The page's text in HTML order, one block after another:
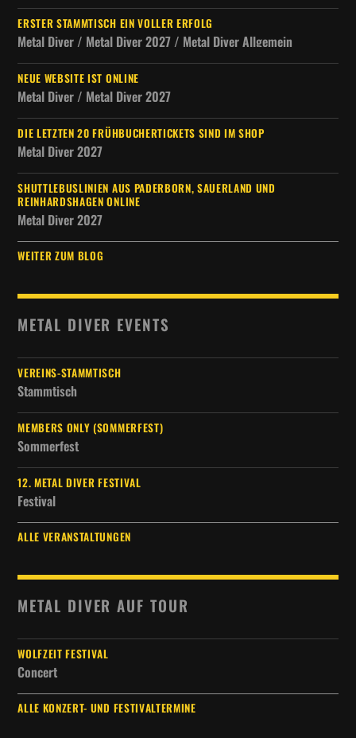
ERSTER STAMMTISCH EIN VOLLER ERFOLG
Metal Diver / Metal Diver 2027 / Metal Diver Allgemein
NEUE WEBSITE IST ONLINE
Metal Diver / Metal Diver 2027
DIE LETZTEN 20 FRÜHBUCHERTICKETS SIND IM SHOP
Metal Diver 2027
SHUTTLEBUSLINIEN AUS PADERBORN, SAUERLAND UND
REINHARDSHAGEN ONLINE
Metal Diver 2027
WEITER ZUM BLOG
METAL DIVER EVENTS
VEREINS-STAMMTISCH
Stammtisch
MEMBERS ONLY (SOMMERFEST)
Sommerfest
12. METAL DIVER FESTIVAL
Festival
ALLE VERANSTALTUNGEN
METAL DIVER AUF TOUR
WOLFZEIT FESTIVAL
Concert
ALLE KONZERT- UND FESTIVALTERMINE